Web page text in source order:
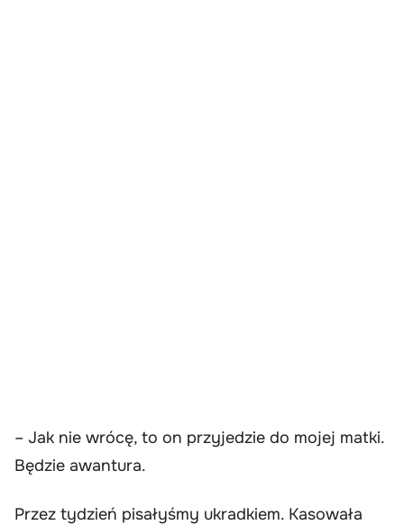
– Jak nie wrócę, to on przyjedzie do mojej matki.
Będzie awantura.
Przez tydzień pisałyśmy ukradkiem. Kasowała